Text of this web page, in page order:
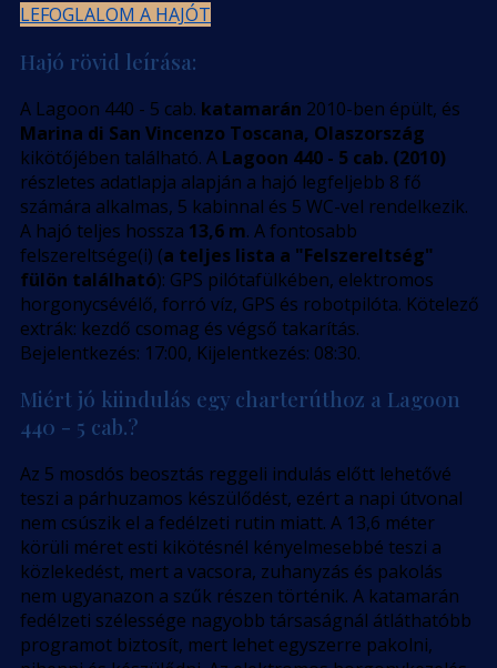
LEFOGLALOM A HAJÓT
Hajó rövid leírása:
A Lagoon 440 - 5 cab. katamarán 2010-ben épült, és
Marina di San Vincenzo Toscana, Olaszország
kikötőjében található. A Lagoon 440 - 5 cab. (2010)
részletes adatlapja alapján a hajó legfeljebb 8 fő
számára alkalmas, 5 kabinnal és 5 WC-vel rendelkezik.
A hajó teljes hossza 13,6 m. A fontosabb
felszereltsége(i) (a teljes lista a "Felszereltség"
fülön található): GPS pilótafülkében, elektromos
horgonycsévélő, forró víz, GPS és robotpilóta. Kötelező
extrák: kezdő csomag és végső takarítás.
Bejelentkezés: 17:00, Kijelentkezés: 08:30.
Miért jó kiindulás egy charterúthoz a Lagoon
440 - 5 cab.?
Az 5 mosdós beosztás reggeli indulás előtt lehetővé
teszi a párhuzamos készülődést, ezért a napi útvonal
nem csúszik el a fedélzeti rutin miatt. A 13,6 méter
körüli méret esti kikötésnél kényelmesebbé teszi a
közlekedést, mert a vacsora, zuhanyzás és pakolás
nem ugyanazon a szűk részen történik. A katamarán
fedélzeti szélessége nagyobb társaságnál átláthatóbb
programot biztosít, mert lehet egyszerre pakolni,